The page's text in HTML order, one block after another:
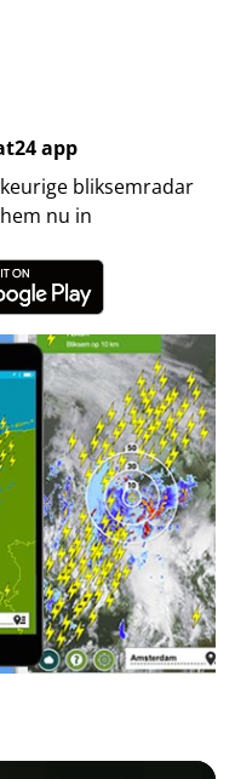
app
bliksemradar
nu in